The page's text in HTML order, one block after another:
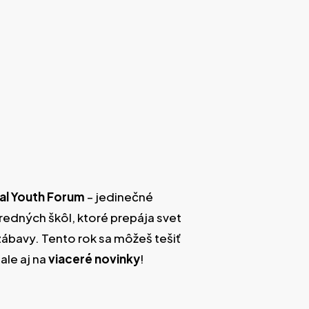
Youth Forum – jedinečné
škôl, ktoré prepája svet
Tento rok sa môžeš tešiť
aj naviaceré novinky!